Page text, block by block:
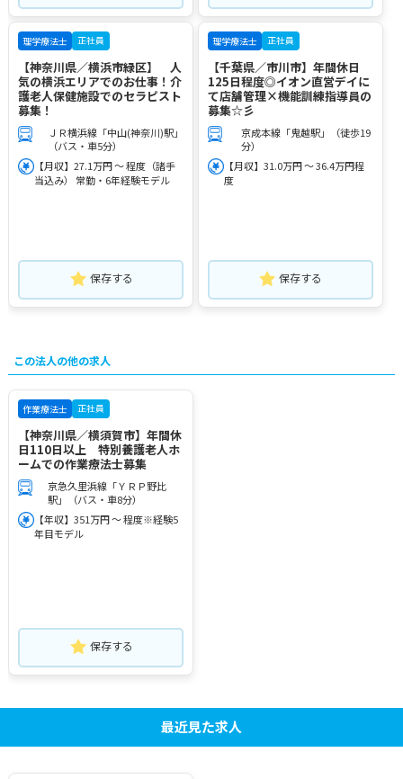
理学療法士 正社員
【神奈川県／横浜市緑区】 人
気の横浜エリアでのお仕事！介
護老人保健施設でのセラピスト
募集！
ＪＲ横浜線「中山(神奈川)駅」
（バス・車5分）
【月収】27.1万円 ～ 程度（諸手
当込み） 常勤・6年経験モデル
保存する
理学療法士 正社員
【千葉県／市川市】年間休日
125日程度◎イオン直営デイに
て店舗管理×機能訓練指導員の
募集☆彡
京成本線「鬼越駅」（徒歩19
分）
【月収】31.0万円 ～ 36.4万円程
度
保存する
この法人の他の求人
作業療法士 正社員
【神奈川県／横須賀市】年間休
日110日以上 特別養護老人ホ
ームでの作業療法士募集
京急久里浜線「ＹＲＰ野比
駅」（バス・車8分）
【年収】351万円 ～ 程度※経験5
年目モデル
保存する
最近見た求人